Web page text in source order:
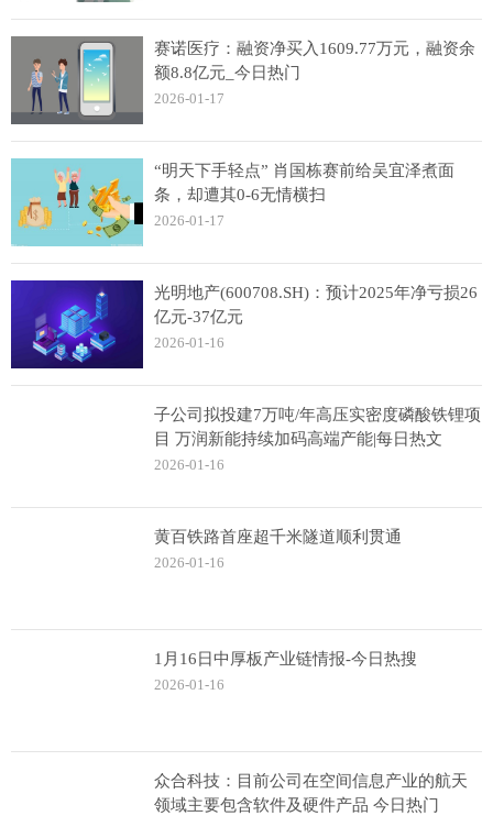
赛诺医疗：融资净买入1609.77万元，融资余
额8.8亿元_今日热门
2026-01-17
“明天下手轻点” 肖国栋赛前给吴宜泽煮面
条，却遭其0-6无情横扫
2026-01-17
光明地产(600708.SH)：预计2025年净亏损26
亿元-37亿元
2026-01-16
子公司拟投建7万吨/年高压实密度磷酸铁锂项
目 万润新能持续加码高端产能|每日热文
2026-01-16
黄百铁路首座超千米隧道顺利贯通
2026-01-16
1月16日中厚板产业链情报-今日热搜
2026-01-16
众合科技：目前公司在空间信息产业的航天
领域主要包含软件及硬件产品 今日热门